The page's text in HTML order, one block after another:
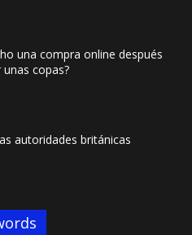
una compra online después
copas?
autoridades británicas